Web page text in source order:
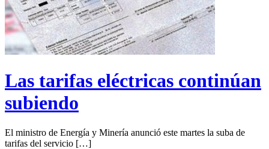
Las tarifas eléctricas continúan
subiendo
El ministro de Energía y Minería anunció este martes la suba de
tarifas del servicio […]